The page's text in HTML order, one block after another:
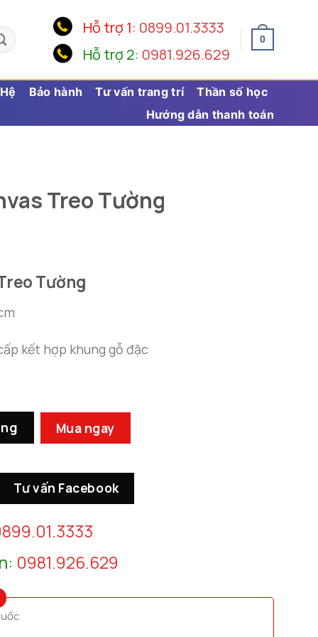
Hỗ trợ 1: 0899.01.3333
Hỗ trợ 2: 0981.926.629
0
Bảo hành Tư vấn trang trí
Thần số học
Hướng dẫn thanh toán
Treo Tường
Tường
kết hợp khung gỗ đặc
số lượngMua ngay
Tư vấn Facebook
0981.926.629